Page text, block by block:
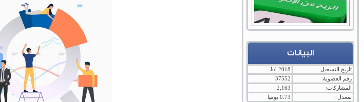
البيانات
تاريخ التسجيل:
Jul 2018
رقم العضوية:
37552
المشاركات:
2,163
بمعدل :
0.73 يوميا